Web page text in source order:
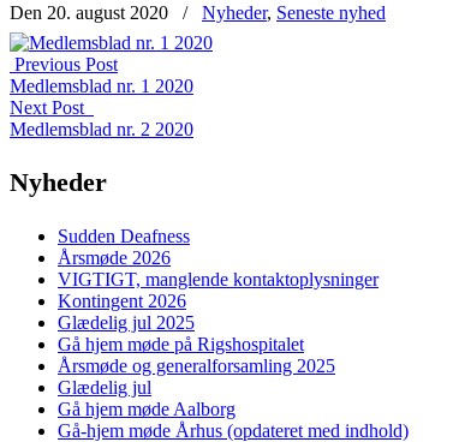
Den 20. august 2020
/ Nyheder, Seneste nyhed
Previous Post
Medlemsblad nr. 1 2020
Next Post
Medlemsblad nr. 2 2020
Nyheder
Sudden Deafness
Årsmøde 2026
VIGTIGT, manglende kontaktoplysninger
Kontingent 2026
Glædelig jul 2025
Gå hjem møde på Rigshospitalet
Årsmøde og generalforsamling 2025
Glædelig jul
Gå hjem møde Aalborg
Gå-hjem møde Århus (opdateret med indhold)